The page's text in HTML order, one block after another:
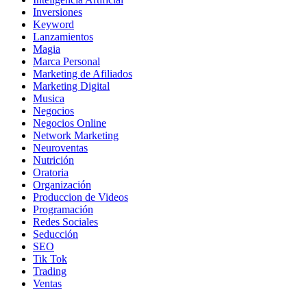
Inversiones
Keyword
Lanzamientos
Magia
Marca Personal
Marketing de Afiliados
Marketing Digital
Musica
Negocios
Negocios Online
Network Marketing
Neuroventas
Nutrición
Oratoria
Organización
Produccion de Videos
Programación
Redes Sociales
Seducción
SEO
Tik Tok
Trading
Ventas